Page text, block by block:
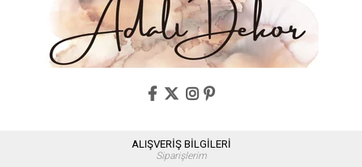
ALIŞVERİŞ BİLGİLERİ
Siparişlerim